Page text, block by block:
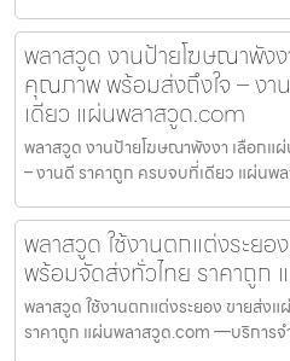
พลาสวูด งานป้ายโฆษณาพัง
คุณภาพ พร้อมส่งถึงใจ – ง
เดียว แผ่นพลาสวูด.com
พลาสวูด งานป้ายโฆษณาพังงา เลือก
– งานดี ราคาถูก ครบจบที่เดียว แผ่น
พลาสวูด ใช้งานตกแต่งระย
พร้อมจัดส่งทั่วไทย ราคาถูก
พลาสวูด ใช้งานตกแต่งระยอง ขายส่ง
ราคาถูก แผ่นพลาสวูด.com —บริการ